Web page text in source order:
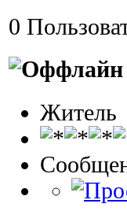
0
Житель